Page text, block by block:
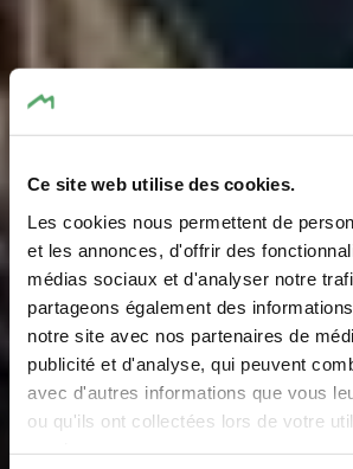
Ce site web utilise des cookies.
Les cookies nous permettent de
et les annonces, d'offrir des
médias sociaux et d'analyser notre
partageons également des
notre site avec nos partenaires de
publicité et d'analyse, qui peuvent
avec d'autres informations que vous
ou qu'ils ont collectées lors de votre
De regio en